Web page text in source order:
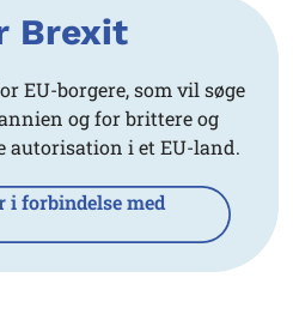
Brexit
EU-borgere, som vil søge
og for brittere og
autorisation i et EU-land.
i forbindelse med